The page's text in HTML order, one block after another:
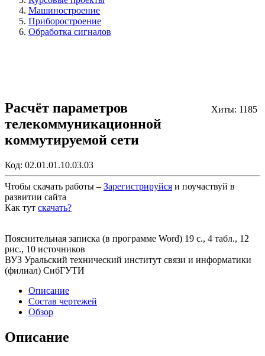
Машиностроение
Приборостроение
Обработка сигналов
Хиты: 1185
Расчёт параметров
телекоммуникационной
коммутируемой сети
Код: 02.01.01.10.03.03
Чтобы скачать работы – Зарегистрируйся и поучаствуй в
развитии сайта
Как тут скачать?
Пояснительная записка (в программе Word) 19 с., 4 табл., 12
рис., 10 источников
ВУЗ Уральский технический институт связи и информатики
(филиал) СибГУТИ
Описание
Состав чертежей
Обзор
Описание